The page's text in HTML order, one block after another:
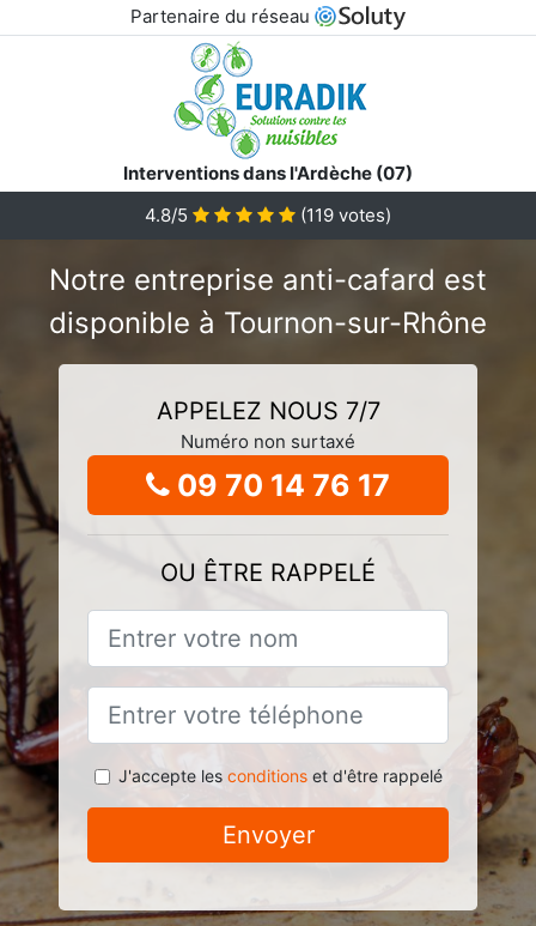
Partenaire du réseau
Interventions dans l'Ardèche (07)
4.8/5
(119 votes)
Notre entreprise anti-cafard est
disponible à Tournon-sur-Rhône
APPELEZ NOUS 7/7
Numéro non surtaxé
09 70 14 76 17
OU ÊTRE RAPPELÉ
J'accepte les conditionset d'être rappelé
Envoyer